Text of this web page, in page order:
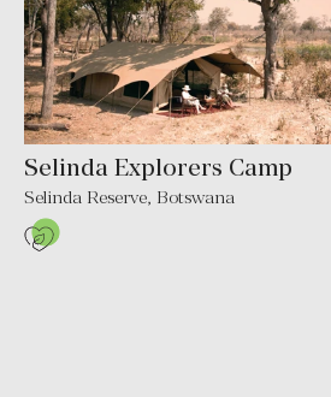
Selinda Explorers Camp
Selinda Reserve, Botswana